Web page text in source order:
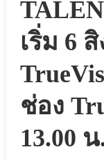
เริ่ม 6
ช่อง
13.00 น